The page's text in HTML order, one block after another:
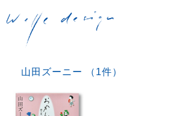
山田ズーニー （1件）